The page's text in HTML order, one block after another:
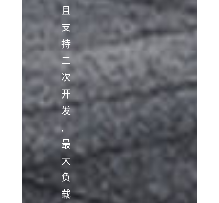
且
支
持
二
次
开
发
,
最
大
负
载